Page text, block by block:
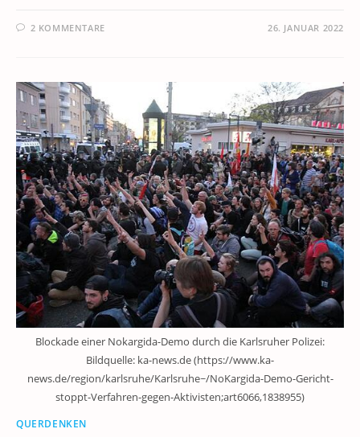
2 KOMMENTARE 26. JANUAR 2022
Blockade einer Nokargida-Demo durch die Karlsruher Polizei:
Bildquelle: ka-news.de (https://www.ka-
news.de/region/karlsruhe/Karlsruhe~/NoKargida-Demo-Gericht-
stoppt-Verfahren-gegen-Aktivisten;art6066,1838955)
QUERDENKEN